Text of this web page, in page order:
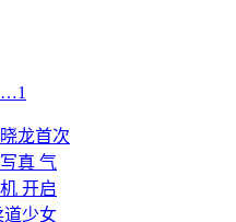
…1
龙首次
真 气
开启
道少女